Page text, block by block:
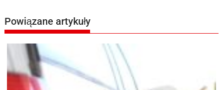
Powiązane artykuły